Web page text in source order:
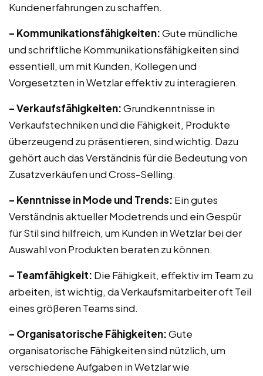
Kundenerfahrungen zu schaffen.
– Kommunikationsfähigkeiten:Gute mündliche
und schriftliche Kommunikationsfähigkeiten sind
essentiell, um mit Kunden, Kollegen und
Vorgesetzten in Wetzlar effektiv zu interagieren.
– Verkaufsfähigkeiten:Grundkenntnisse in
Verkaufstechniken und die Fähigkeit, Produkte
überzeugend zu präsentieren, sind wichtig. Dazu
gehört auch das Verständnis für die Bedeutung von
Zusatzverkäufen und Cross-Selling.
– Kenntnisse in Mode und Trends: Ein gutes
Verständnis aktueller Modetrends und ein Gespür
für Stil sind hilfreich, um Kunden in Wetzlar bei der
Auswahl von Produkten beraten zu können.
– Teamfähigkeit: Die Fähigkeit, effektiv im Team zu
arbeiten, ist wichtig, da Verkaufsmitarbeiter oft Teil
eines größeren Teams sind.
– Organisatorische Fähigkeiten:Gute
organisatorische Fähigkeiten sind nützlich, um
verschiedene Aufgaben in Wetzlar wie